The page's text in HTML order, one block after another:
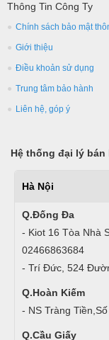
Thông Tin Công Ty
Chính sách bảo mật
Giới thiệu
Điều khoản sử dụng
Trung tâm bảo hành
Liên hệ, góp ý
Hệ thống đại lý bán
Hà Nội
Q.Đống Đa
- Kiot 16 Tòa Nhà
02466863684
- Trí Đức, 524
Q.Hoàn Kiếm
- NS Tràng
Q.Cầu Giấy